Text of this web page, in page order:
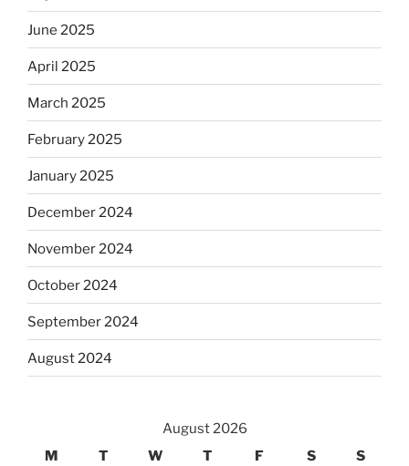
June 2025
April 2025
March 2025
February 2025
January 2025
December 2024
November 2024
October 2024
September 2024
August 2024
August 2026
M
T W T F S S